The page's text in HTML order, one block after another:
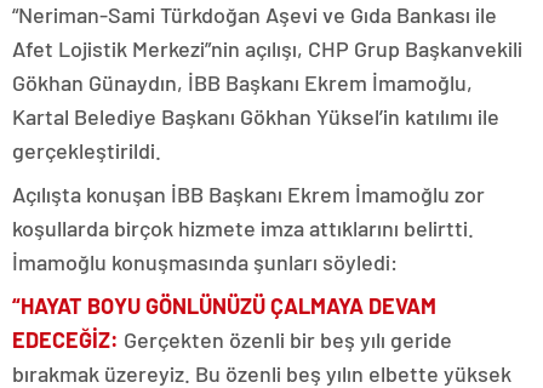
“Neriman-Sami Türkdoğan Aşevi ve Gıda Bankası ile
Afet Lojistik Merkezi”nin açılışı, CHP Grup Başkanvekili
Gökhan Günaydın, İBB Başkanı Ekrem İmamoğlu,
Kartal Belediye Başkanı Gökhan Yüksel’in katılımı ile
gerçekleştirildi.
Açılışta konuşan İBB Başkanı Ekrem İmamoğlu zor
koşullarda birçok hizmete imza attıklarını belirtti.
İmamoğlu konuşmasında şunları söyledi:
“HAYAT BOYU GÖNLÜNÜZÜ ÇALMAYA DEVAM
EDECEĞİZ: Gerçekten özenli bir beş yılı geride
bırakmak üzereyiz. Bu özenli beş yılın elbette yüksek